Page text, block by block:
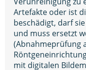
Artefakte oder ist
beschädigt, darf
und muss ersetzt
(Abnahmeprüfung
mit digitalen